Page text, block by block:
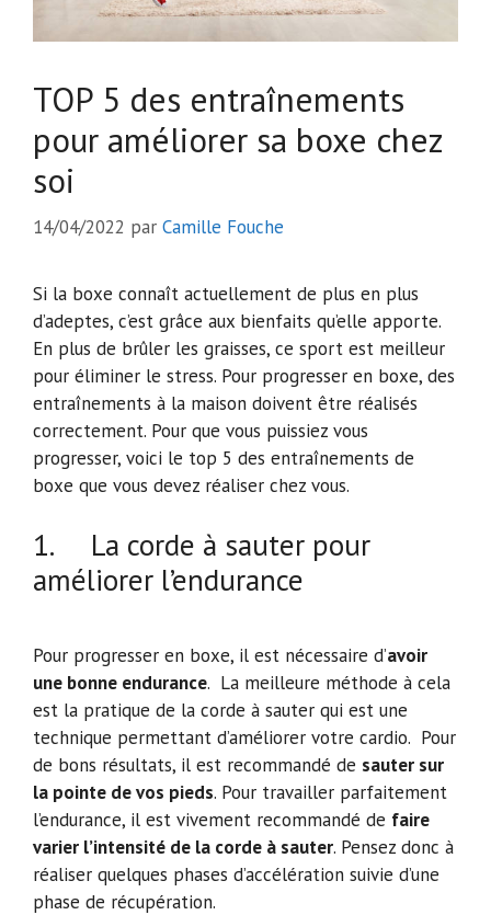
TOP 5 des entraînements
pour améliorer sa boxe chez
soi
14/04/2022 par Camille Fouche
Si la boxe connaît actuellement de plus en plus
d’adeptes, c’est grâce aux bienfaits qu’elle apporte.
En plus de brûler les graisses, ce sport est meilleur
pour éliminer le stress. Pour progresser en boxe, des
entraînements à la maison doivent être réalisés
correctement. Pour que vous puissiez vous
progresser, voici le top 5 des entraînements de
boxe que vous devez réaliser chez vous.
1. La corde à sauter pour
améliorer l’endurance
Pour progresser en boxe, il est nécessaire d’avoir
une bonne endurance. La meilleure méthode à cela
est la pratique de la corde à sauter qui est une
technique permettant d’améliorer votre cardio. Pour
de bons résultats, il est recommandé de sauter sur
la pointe de vos pieds. Pour travailler parfaitement
l’endurance, il est vivement recommandé de faire
varier l’intensité de la corde à sauter. Pensez donc à
réaliser quelques phases d’accélération suivie d’une
phase de récupération.